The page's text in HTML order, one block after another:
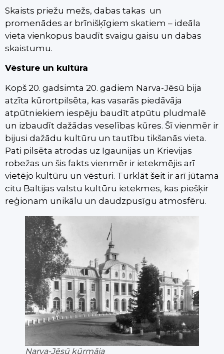
Skaists priežu mežs, dabas takas un
promenādes ar brīnišķīgiem skatiem – ideāla
vieta vienkopus baudīt svaigu gaisu un dabas
skaistumu.
Vēsture un kultūra
Kopš 20. gadsimta 20. gadiem Narva-Jēsū bija
atzīta kūrortpilsēta, kas vasarās piedāvāja
atpūtniekiem iespēju baudīt atpūtu pludmalē
un izbaudīt dažādas veselības kūres. Šī vienmēr ir
bijusi dažādu kultūru un tautību tikšanās vieta.
Pati pilsēta atrodas uz Igaunijas un Krievijas
robežas un šis fakts vienmēr ir ietekmējis arī
vietējo kultūru un vēsturi. Turklāt šeit ir arī jūtama
citu Baltijas valstu kultūru ietekmes, kas piešķir
reģionam unikālu un daudzpusīgu atmosfēru.
Narva-Jēsū kūrmāja